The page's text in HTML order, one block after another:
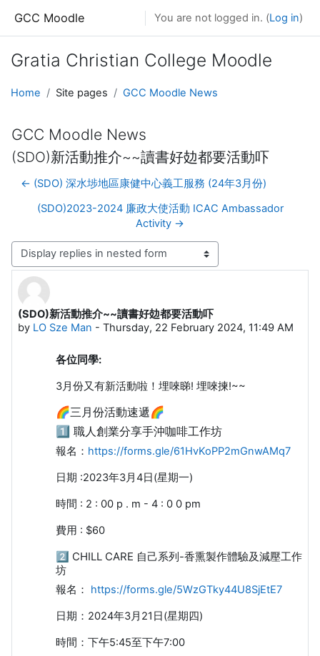
GCC Moodle You are not logged in. (Log in)
Gratia Christian College Moodle
Home Site pages GCC Moodle News
GCC Moodle News
(SDO)新活動推介~~讀書好攰都要活動吓
← (SDO) 深水埗地區康健中心義工服務 (24年3月份)
(SDO)2023-2024 廉政大使活動 ICAC Ambassador
Activity →
Display mode
(SDO)新活動推介~~讀書好攰都要活動吓
by LO Sze Man - Thursday, 22 February 2024, 11:49 AM
Number of replies: 0
各位同學:
3月份又有新活動啦！埋唻睇! 埋唻揀!~~
🌈三月份活動速遞🌈
1️⃣ 職人創業分享手沖咖啡工作坊
報名： https://forms.gle/61HvKoPP2mGnwAMq7
日期 :2023年3月4日(星期一)
時間 : 2 : 00 p . m - 4 : 0 0 pm
費用 : $60
2️⃣ CHILL CARE 自己系列-香熏製作體驗及減壓工作
坊
報名： https://forms.gle/5WzGTky44U8SjEtE7
日期：2024年3月21日(星期四)
時間：下午5:45至下午7:00